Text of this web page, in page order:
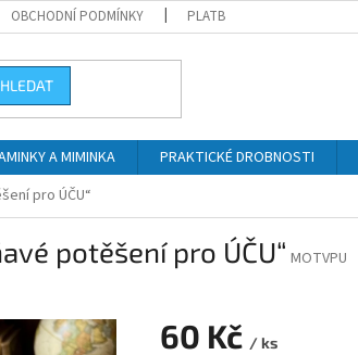
OBCHODNÍ PODMÍNKY PLATBA A DOPRAVA
HLEDAT
A MIMINKA PRAKTICKÉ DROBNOSTI
pro ÚČU“
potěšení pro ÚČU“ MOTVPU
60 Kč / ks